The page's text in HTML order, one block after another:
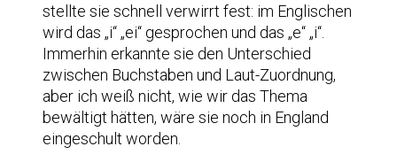
stellte sie schnell verwirrt fest: im Englischen
wird das „i“ „ei“ gesprochen und das „e“ „i“.
Immerhin erkannte sie den Unterschied
zwischen Buchstaben und Laut-Zuordnung,
aber ich weiß nicht, wie wir das Thema
bewältigt hätten, wäre sie noch in England
eingeschult worden.